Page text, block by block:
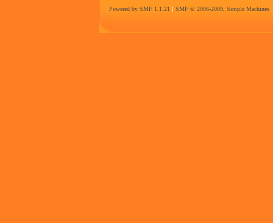
Powered by SMF 1.1.21 | SMF © 2006-2009, Simple Machines